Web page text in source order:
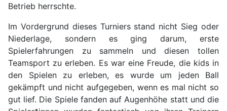
Betrieb herrschte.
Im Vordergrund dieses Turniers stand nicht Sieg oder
Niederlage, sondern es ging darum, erste
Spielerfahrungen zu sammeln und diesen tollen
Teamsport zu erleben. Es war eine Freude, die kids in
den Spielen zu erleben, es wurde um jeden Ball
gekämpft und nicht aufgegeben, wenn es mal nicht so
gut lief. Die Spiele fanden auf Augenhöhe statt und die